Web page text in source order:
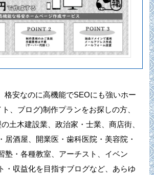
格安なのに高機能でSEOにも強いホー
、ブログ)制作プランをお探しの方、
土木建設業、政治家・士業、商店街、
居酒屋、開業医・歯科医院・美容院・
塾・各種教室、アーチスト、イベン
・収益化を目指すブログなど、あらゆ